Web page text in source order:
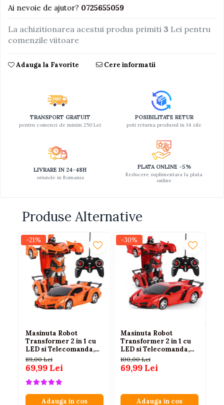
Plastilina
Saltelute si centre de activitati
Seturi de doctor
Trenulete
Vehicule de constructii
Ai nevoie de ajutor? 0725655059
La achizitionarea acestui produs primiti 3 Lei pentru
comenzile viitoare
Adauga la Favorite Cere informatii
TRANSPORT GRATUIT
pentru comenzi de minim 250 Lei
POSIBILITATE RETUR
poti returna produsul in 14 zile
LIVRARE IN 24-48H
oriunde in Romania
PLATA ONLINE -5%
Reducere suplimentara la plata
online
Produse Alternative
-21%
Masinuta Robot
Transformer 2 in 1 cu
LED si Telecomanda,
Scara 1:18, Portocalie, 6
ani+
89,00 Lei
69,99 Lei
Adauga in cos
-30%
Masinuta Robot
Transformer 2 in 1 cu
LED si Telecomanda,
Scara 1:18, Rosie, 6 ani+
100,00 Lei
69,99 Lei
Adauga in cos